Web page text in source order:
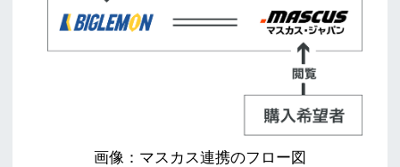
画像：マスカス連携のフロー図